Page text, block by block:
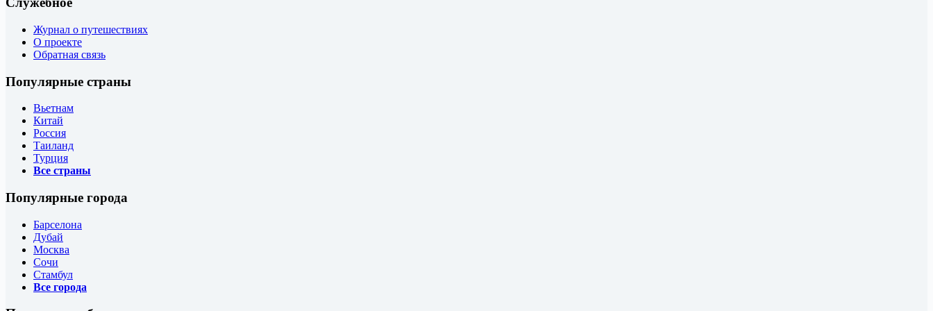
Журнал о путешествиях
О проекте
Обратная связь
Популярные страны
Вьетнам
Китай
Россия
Таиланд
Турция
Все страны
Популярные города
Барселона
Дубай
Москва
Сочи
Стамбул
Все города